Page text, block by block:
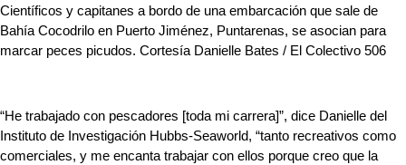
Científicos y capitanes a bordo de una embarcación que sale de
Bahía Cocodrilo en Puerto Jiménez, Puntarenas, se asocian para
marcar peces picudos. Cortesía Danielle Bates / El Colectivo 506
“He trabajado con pescadores [toda mi carrera]”, dice Danielle del
Instituto de Investigación Hubbs-Seaworld, “tanto recreativos como
comerciales, y me encanta trabajar con ellos porque creo que la